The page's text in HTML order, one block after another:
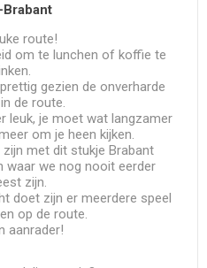
route!
om te lunchen of koffie te
gezien de onverharde
de route.
leuk, je moet wat langzamer
om je heen kijken.
met dit stukje Brabant
waar we nog nooit eerder
zijn.
doet zijn er meerdere speel
op de route.
aanrader!